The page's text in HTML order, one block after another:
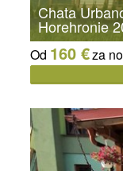
Chata
Horehronie
Od 160 €za